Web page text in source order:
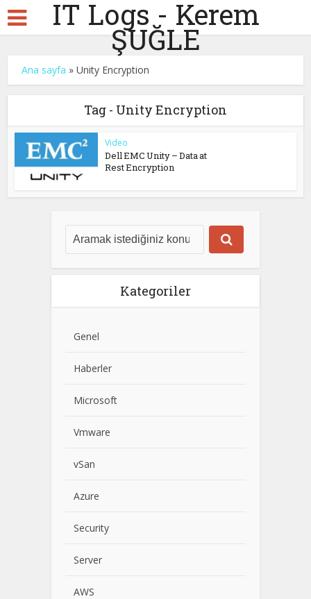
IT Logs - Kerem
ŞUĞLE
Ana sayfa »Unity Encryption
Tag - Unity Encryption
Video
Dell EMC Unity – Data at
Rest Encryption
Kategoriler
Genel
Haberler
Microsoft
Vmware
vSan
Azure
Security
Server
AWS